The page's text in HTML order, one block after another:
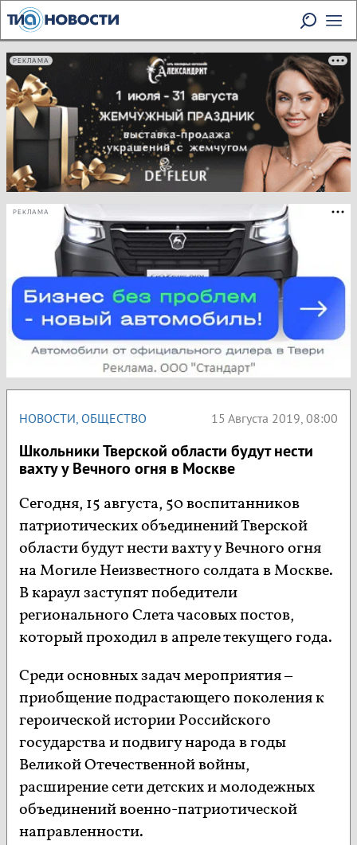
РЕКЛАМА
РЕКЛАМА
НОВОСТИ, ОБЩЕСТВО 15 Августа 2019, 08:00
Школьники Тверской области будут нести
вахту у Вечного огня в Москве
Сегодня, 15 августа, 50 воспитанников
патриотических объединений Тверской
области будут нести вахту у Вечного огня
на Могиле Неизвестного солдата в Москве.
В караул заступят победители
регионального Слета часовых постов,
который проходил в апреле текущего года.
Среди основных задач мероприятия –
приобщение подрастающего поколения к
героической истории Российского
государства и подвигу народа в годы
Великой Отечественной войны,
расширение сети детских и молодежных
объединений военно-патриотической
направленности.